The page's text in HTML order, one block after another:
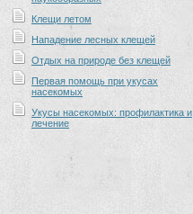
Клещи летом
Нападение лесных клещей
Отдых на природе без клещей
Первая помощь при укусах
насекомых
Укусы насекомых: профилактика и
лечение